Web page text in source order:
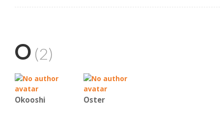
O (2)
Okooshi Oster